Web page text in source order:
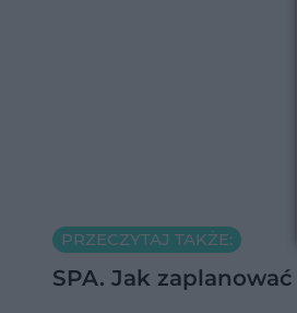
PRZECZYTAJ TAKŻE:
SPA. Jak